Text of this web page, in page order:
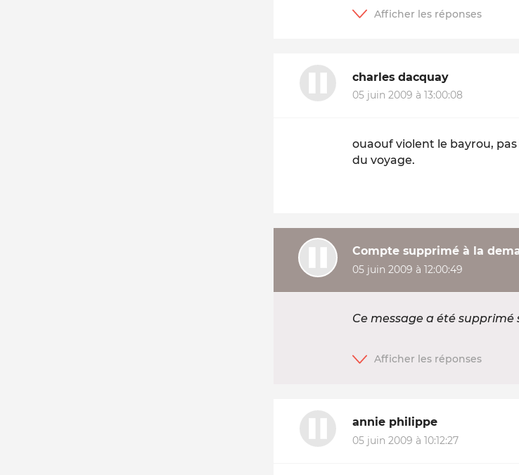
charles dacquay
05 juin 2009 à 13:00:08
ouaouf violent le bayrou,
du voyage.
Compte supprimé à la
05 juin 2009 à 12:00:49
Ce message a été
annie philippe
05 juin 2009 à 10:12:27